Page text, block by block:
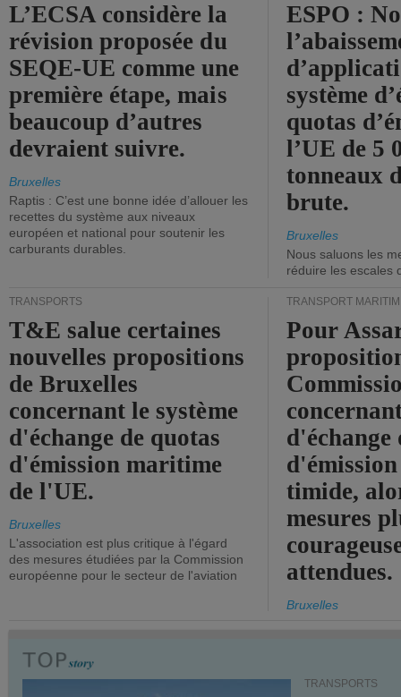
L’ECSA considère la
révision proposée du
SEQE-UE comme une
première étape, mais
beaucoup d’autres
devraient suivre.
Bruxelles
Raptis : C’est une bonne idée d’allouer les
recettes du système aux niveaux
européen et national pour soutenir les
carburants durables.
ESPO :
système
quotas
l’UE de 5
tonneaux
brute.
Bruxelles
Nous saluons les
réduire les escales
TRANSPORTS
T&E salue certaines
nouvelles propositions
de Bruxelles
concernant le système
d'échange de quotas
d'émission maritime
de l'UE.
Bruxelles
L'association est plus critique à l'égard
des mesures étudiées par la Commission
européenne pour le secteur de l'aviation
TRANSPORT
Pour
d'échange
timide,
mesures
attendues.
Bruxelles
TRANSPORTS